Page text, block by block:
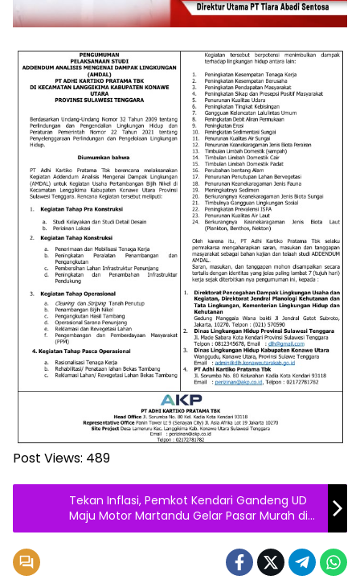
Post Views: 489
Tekan Inflasi, Pemkot Kendari Gandeng UD
Maju Motor Martandu Gelar Pasar Murah di
Lapulu